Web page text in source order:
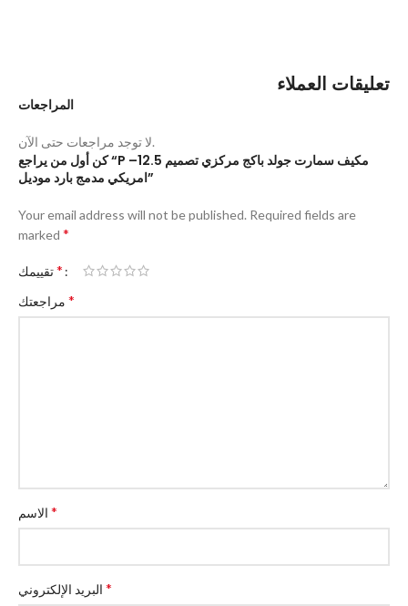
تعليقات العملاء
المراجعات
لا توجد مراجعات حتى الآن.
كن أول من يراجع “P –12.5 مكيف سمارت جولد باكج مركزي تصميم
امريكي مدمج بارد موديل”
Your email address will not be published. Required fields are
marked *
*
*
*
*